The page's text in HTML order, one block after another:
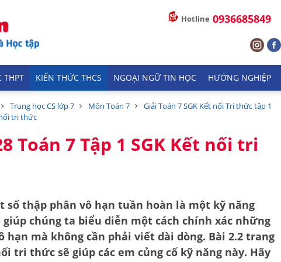
Hotline 0936685849
THPT KIẾN THỨC THCS NGOẠI NGỮ TIN HỌC HƯỚNG NGHIỆP
Trung học CS lớp 7 Môn Toán 7
Giải Toán 7 SGK Kết nối Tri thức tập 1
tri thức
Toán 7 Tập 1 SGK Kết nối tri
số thập phân vô hạn tuần hoàn là một kỹ năng
chúng ta biểu diễn một cách chính xác những
hạn mà không cần phải viết dài dòng. Bài 2.2 trang
tri thức sẽ giúp các em củng cố kỹ năng này. Hãy